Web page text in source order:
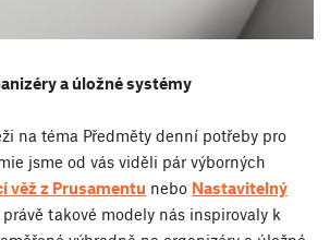
a úložné systémy
na téma Předměty denní potřeby pro
jsme od vás viděli pár výborných
věž z Prusamentu nebo Nastavitelný
právě takové modely nás inspirovaly k